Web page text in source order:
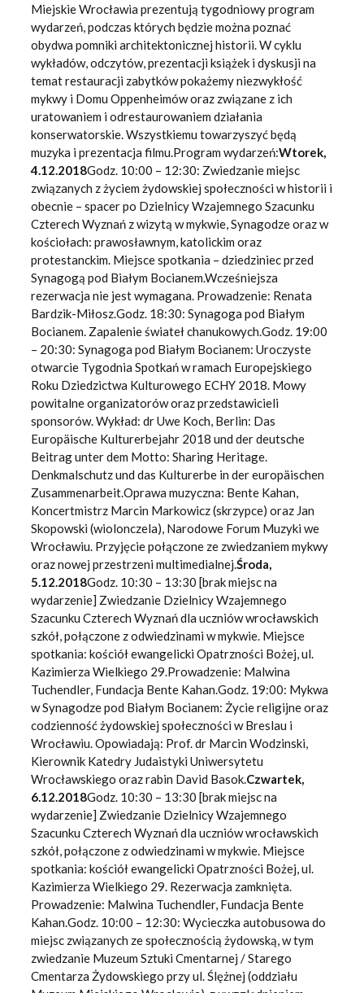
Miejskie Wrocławia prezentują tygodniowy program
wydarzeń, podczas których będzie można poznać
obydwa pomniki architektonicznej historii. W cyklu
wykładów, odczytów, prezentacji książek i dyskusji na
temat restauracji zabytków pokażemy niezwykłość
mykwy i Domu Oppenheimów oraz związane z ich
uratowaniem i odrestaurowaniem działania
konserwatorskie. Wszystkiemu towarzyszyć będą
muzyka i prezentacja filmu.Program wydarzeń:Wtorek,
4.12.2018Godz. 10:00 – 12:30: Zwiedzanie miejsc
związanych z życiem żydowskiej społeczności w historii i
obecnie – spacer po Dzielnicy Wzajemnego Szacunku
Czterech Wyznań z wizytą w mykwie, Synagodze oraz w
kościołach: prawosławnym, katolickim oraz
protestanckim. Miejsce spotkania – dziedziniec przed
Synagogą pod Białym Bocianem.Wcześniejsza
rezerwacja nie jest wymagana. Prowadzenie: Renata
Bardzik-Miłosz.Godz. 18:30: Synagoga pod Białym
Bocianem. Zapalenie świateł chanukowych.Godz. 19:00
– 20:30: Synagoga pod Białym Bocianem: Uroczyste
otwarcie Tygodnia Spotkań w ramach Europejskiego
Roku Dziedzictwa Kulturowego ECHY 2018. Mowy
powitalne organizatorów oraz przedstawicieli
sponsorów. Wykład: dr Uwe Koch, Berlin: Das
Europäische Kulturerbejahr 2018 und der deutsche
Beitrag unter dem Motto: Sharing Heritage.
Denkmalschutz und das Kulturerbe in der europäischen
Zusammenarbeit.Oprawa muzyczna: Bente Kahan,
Koncertmistrz Marcin Markowicz (skrzypce) oraz Jan
Skopowski (wiolonczela), Narodowe Forum Muzyki we
Wrocławiu. Przyjęcie połączone ze zwiedzaniem mykwy
oraz nowej przestrzeni multimedialnej.Środa,
5.12.2018Godz. 10:30 – 13:30 [brak miejsc na
wydarzenie] Zwiedzanie Dzielnicy Wzajemnego
Szacunku Czterech Wyznań dla uczniów wrocławskich
szkół, połączone z odwiedzinami w mykwie. Miejsce
spotkania: kościół ewangelicki Opatrzności Bożej, ul.
Kazimierza Wielkiego 29.Prowadzenie: Malwina
Tuchendler, Fundacja Bente Kahan.Godz. 19:00: Mykwa
w Synagodze pod Białym Bocianem: Życie religijne oraz
codzienność żydowskiej społeczności w Breslau i
Wrocławiu. Opowiadają: Prof. dr Marcin Wodzinski,
Kierownik Katedry Judaistyki Uniwersytetu
Wrocławskiego oraz rabin David Basok.Czwartek,
6.12.2018Godz. 10:30 – 13:30 [brak miejsc na
wydarzenie] Zwiedzanie Dzielnicy Wzajemnego
Szacunku Czterech Wyznań dla uczniów wrocławskich
szkół, połączone z odwiedzinami w mykwie. Miejsce
spotkania: kościół ewangelicki Opatrzności Bożej, ul.
Kazimierza Wielkiego 29. Rezerwacja zamknięta.
Prowadzenie: Malwina Tuchendler, Fundacja Bente
Kahan.Godz. 10:00 – 12:30: Wycieczka autobusowa do
miejsc związanych ze społecznością żydowską, w tym
zwiedzanie Muzeum Sztuki Cmentarnej / Starego
Cmentarza Żydowskiego przy ul. Ślężnej (oddziału